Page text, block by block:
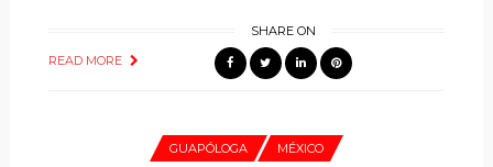
READ MORE
SHARE ON
GUAPÓLOGA MÉXICO